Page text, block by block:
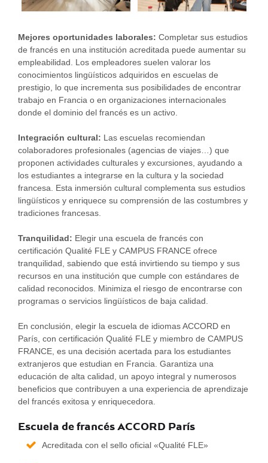
Mejores oportunidades laborales: Completar sus estudios
de francés en una institución acreditada puede aumentar su
empleabilidad. Los empleadores suelen valorar los
conocimientos lingüísticos adquiridos en escuelas de
prestigio, lo que incrementa sus posibilidades de encontrar
trabajo en Francia o en organizaciones internacionales
donde el dominio del francés es un activo.
Integración cultural: Las escuelas recomiendan
colaboradores profesionales (agencias de viajes…) que
proponen actividades culturales y excursiones, ayudando a
los estudiantes a integrarse en la cultura y la sociedad
francesa. Esta inmersión cultural complementa sus estudios
lingüísticos y enriquece su comprensión de las costumbres y
tradiciones francesas.
Tranquilidad: Elegir una escuela de francés con
certificación Qualité FLE y CAMPUS FRANCE ofrece
tranquilidad, sabiendo que está invirtiendo su tiempo y sus
recursos en una institución que cumple con estándares de
calidad reconocidos. Minimiza el riesgo de encontrarse con
programas o servicios lingüísticos de baja calidad.
En conclusión, elegir la escuela de idiomas ACCORD en
París, con certificación Qualité FLE y miembro de CAMPUS
FRANCE, es una decisión acertada para los estudiantes
extranjeros que estudian en Francia. Garantiza una
educación de alta calidad, un apoyo integral y numerosos
beneficios que contribuyen a una experiencia de aprendizaje
del francés exitosa y enriquecedora.
Escuela de francés ACCORD París
Acreditada con el sello oficial «Qualité FLE»